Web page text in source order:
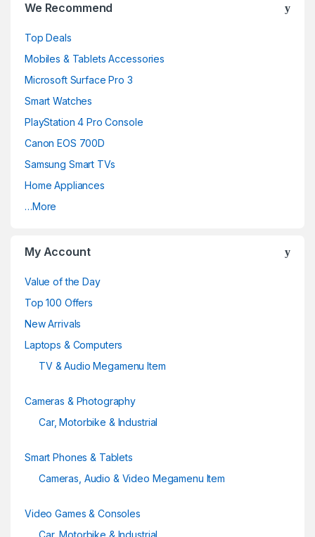
We Recommend
Top Deals
Mobiles & Tablets Accessories
Microsoft Surface Pro 3
Smart Watches
PlayStation 4 Pro Console
Canon EOS 700D
Samsung Smart TVs
Home Appliances
…More
My Account
Value of the Day
Top 100 Offers
New Arrivals
Laptops & Computers
TV & Audio Megamenu Item
Cameras & Photography
Car, Motorbike & Industrial
Smart Phones & Tablets
Cameras, Audio & Video Megamenu Item
Video Games & Consoles
Car, Motorbike & Industrial